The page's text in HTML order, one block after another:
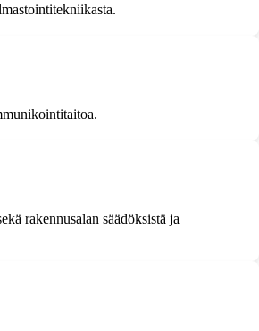
rakennusalan säädöksistä ja